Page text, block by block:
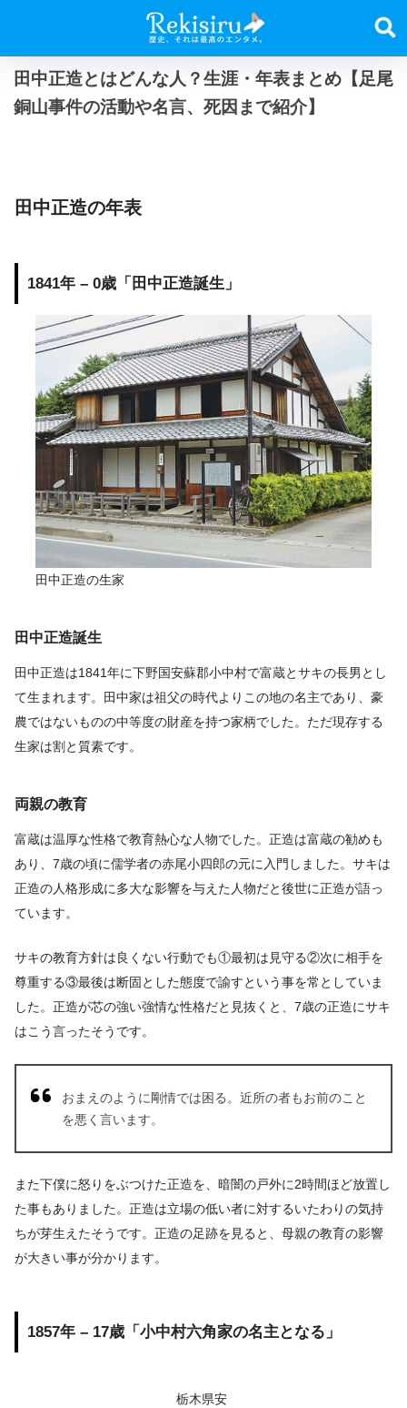
田中正造とはどんな人？生涯・年表まとめ【足尾
銅山事件の活動や名言、死因まで紹介】
田中正造の年表
1841年 – 0歳「田中正造誕生」
田中正造の生家
田中正造誕生
田中正造は1841年に下野国安蘇郡小中村で富蔵とサキの長男とし
て生まれます。田中家は祖父の時代よりこの地の名主であり、豪
農ではないものの中等度の財産を持つ家柄でした。ただ現存する
生家は割と質素です。
両親の教育
富蔵は温厚な性格で教育熱心な人物でした。正造は富蔵の勧めも
あり、7歳の頃に儒学者の赤尾小四郎の元に入門しました。サキは
正造の人格形成に多大な影響を与えた人物だと後世に正造が語っ
ています。
サキの教育方針は良くない行動でも①最初は見守る②次に相手を
尊重する③最後は断固とした態度で諭すという事を常としていま
した。正造が芯の強い強情な性格だと見抜くと、7歳の正造にサキ
はこう言ったそうです。
おまえのように剛情では困る。近所の者もお前のこと
を悪く言います。
また下僕に怒りをぶつけた正造を、暗闇の戸外に2時間ほど放置し
た事もありました。正造は立場の低い者に対するいたわりの気持
ちが芽生えたそうです。正造の足跡を見ると、母親の教育の影響
が大きい事が分かります。
1857年 – 17歳「小中村六角家の名主となる」
栃木県安